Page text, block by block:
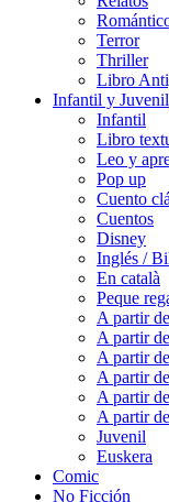
Terror
Thriller
Libro
Infantil y Juvenil
Infantil
Libro
Leo y
Pop up
Cuento
Cuentos
Disney
Inglés /
En català
Peque
A partir
A partir
A partir
A partir
A partir
A partir
Juvenil
Euskera
Comic
No Ficción